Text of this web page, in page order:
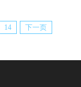
14 下一页